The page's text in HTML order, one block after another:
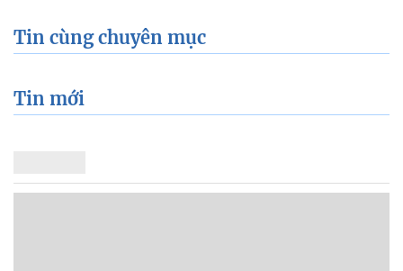
Tin cùng chuyên mục
Tin mới